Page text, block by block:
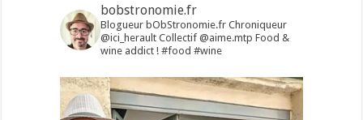
bobstronomie.fr
Blogueur bObStronomie.fr Chroniqueur
@ici_heraultCollectif @aime.mtp Food &
wine addict !#food #wine